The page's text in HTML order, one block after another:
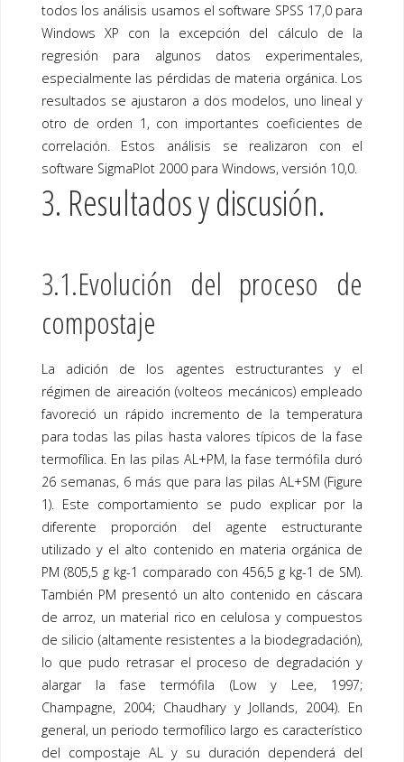
todos los análisis usamos el software SPSS 17,0 para
Windows XP con la excepción del cálculo de la
regresión para algunos datos experimentales,
especialmente las pérdidas de materia orgánica. Los
resultados se ajustaron a dos modelos, uno lineal y
otro de orden 1, con importantes coeficientes de
correlación. Estos análisis se realizaron con el
software SigmaPlot 2000 para Windows, versión 10,0.
3. Resultados y discusión.
3.1.Evolución del proceso de
compostaje
La adición de los agentes estructurantes y el
régimen de aireación (volteos mecánicos) empleado
favoreció un rápido incremento de la temperatura
para todas las pilas hasta valores típicos de la fase
termofílica. En las pilas AL+PM, la fase termófila duró
26 semanas, 6 más que para las pilas AL+SM (Figure
1). Este comportamiento se pudo explicar por la
diferente proporción del agente estructurante
utilizado y el alto contenido en materia orgánica de
PM (805,5 g kg-1 comparado con 456,5 g kg-1 de SM).
También PM presentó un alto contenido en cáscara
de arroz, un material rico en celulosa y compuestos
de silicio (altamente resistentes a la biodegradación),
lo que pudo retrasar el proceso de degradación y
alargar la fase termófila (Low y Lee, 1997;
Champagne, 2004; Chaudhary y Jollands, 2004). En
general, un periodo termofílico largo es característico
del compostaje AL y su duración dependerá del